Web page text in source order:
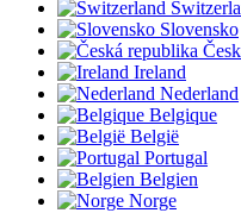
Slovensko
Ireland
Nederland
Belgique
België
Portugal
Belgien
Norge